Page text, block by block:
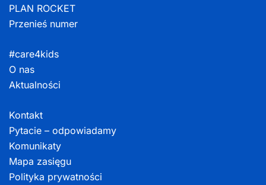
PLAN ROCKET
Przenieś numer
#care4kids
O nas
Aktualności
Kontakt
Pytacie – odpowiadamy
Komunikaty
Mapa zasięgu
Polityka prywatności